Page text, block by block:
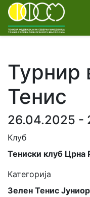
Турнир
Тенис
26.04.2025 -
Клуб
Тениски клуб Црна
Категорија
Зелен Тенис